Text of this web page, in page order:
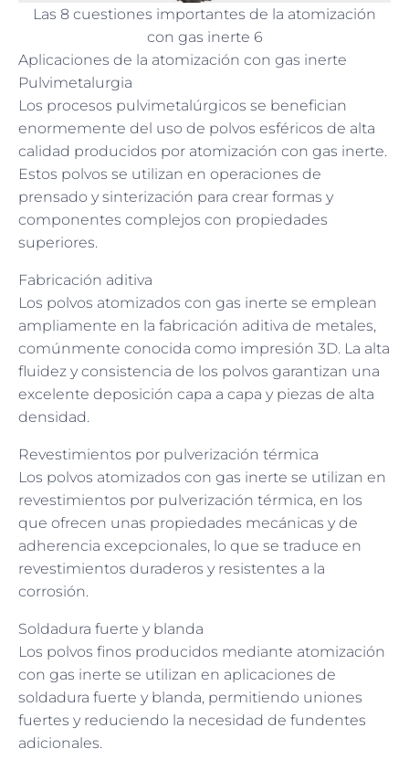
Las 8 cuestiones importantes de la atomización
con gas inerte 6
Aplicaciones de la atomización con gas inerte
Pulvimetalurgia
Los procesos pulvimetalúrgicos se benefician
enormemente del uso de polvos esféricos de alta
calidad producidos por atomización con gas inerte.
Estos polvos se utilizan en operaciones de
prensado y sinterización para crear formas y
componentes complejos con propiedades
superiores.
Fabricación aditiva
Los polvos atomizados con gas inerte se emplean
ampliamente en la fabricación aditiva de metales,
comúnmente conocida como impresión 3D. La alta
fluidez y consistencia de los polvos garantizan una
excelente deposición capa a capa y piezas de alta
densidad.
Revestimientos por pulverización térmica
Los polvos atomizados con gas inerte se utilizan en
revestimientos por pulverización térmica, en los
que ofrecen unas propiedades mecánicas y de
adherencia excepcionales, lo que se traduce en
revestimientos duraderos y resistentes a la
corrosión.
Soldadura fuerte y blanda
Los polvos finos producidos mediante atomización
con gas inerte se utilizan en aplicaciones de
soldadura fuerte y blanda, permitiendo uniones
fuertes y reduciendo la necesidad de fundentes
adicionales.